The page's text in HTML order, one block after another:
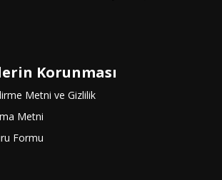
Korunması
Metni ve Gizlilik
Metni
Formu